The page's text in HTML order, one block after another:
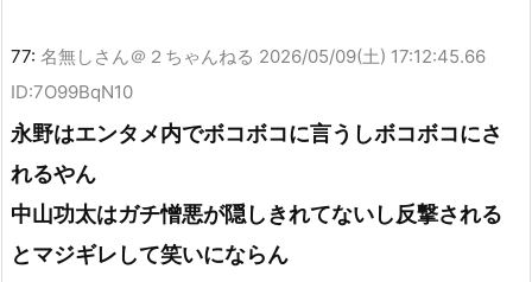
77: 名無しさん＠２ちゃんねる 2026/05/09(土) 17:12:45.66
ID:7O99BqN10
永野はエンタメ内でボコボコに言うしボコボコにさ
れるやん
中山功太はガチ憎悪が隠しきれてないし反撃される
とマジギレして笑いにならん